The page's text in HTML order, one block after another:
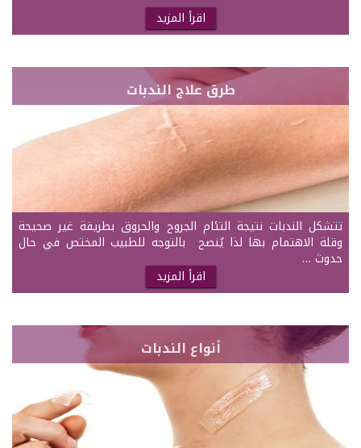
اقرأ المزيد
طرق علاج الندبات
تتشكل الندبات نتيجة التئام الجروح والحروق بطريقة غير صحيحة
وقلة الاهتمام بها لذا يُنصح بالتوجه للطبيب المختص في حال
حدوث …
اقرأ المزيد
أنواع الندبات